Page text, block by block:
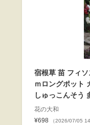
宿根草 苗 フィ
ｍロングポット
しゅっこんそう
花の大和
¥698
（2026/07/05